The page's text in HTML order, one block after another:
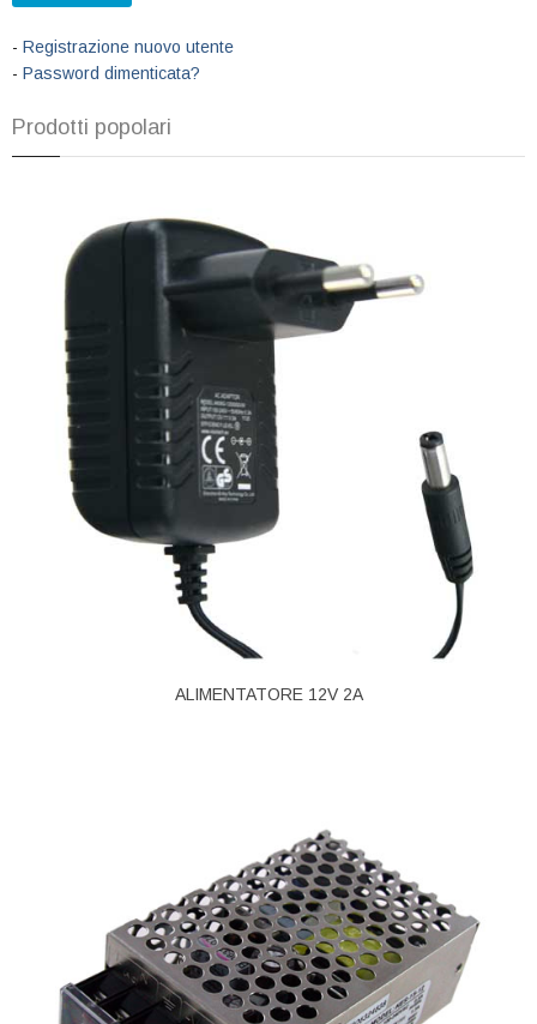
- Registrazione nuovo utente
- Password dimenticata?
Prodotti popolari
ALIMENTATORE 12V 2A